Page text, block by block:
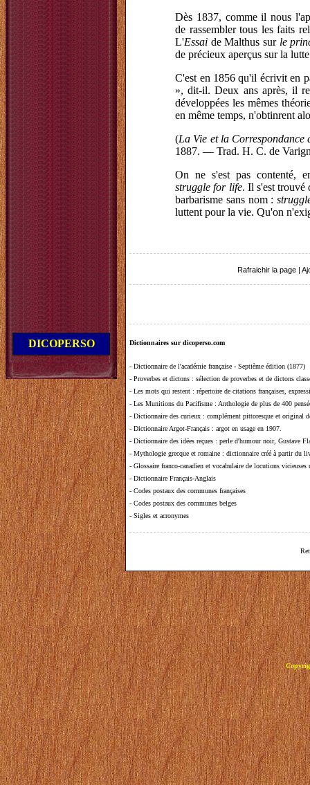
DICOPERSO
Dès 1837, comme il nous
de rassembler tous les faits
L'Essai de Malthus sur le
de précieux aperçus sur la
C'est en 1856 qu'il écrivit en
», dit-il. Deux ans après, il
développées les mêmes
en même temps, n'obtinrent
(La Vie et la
1887. — Trad. H. C. de
On ne s'est pas contenté,
struggle for life. Il s'est trouvé
barbarisme sans nom :
luttent pour la vie. Qu'on
Rafraichir la page
Dictionnaires sur dicoperso.com
- Dictionnaire de l'académie française - Septième édition (1877)
- Proverbes et dictons : sélection de proverbes et de dictons
- Les mots qui restent : répertoire de citations françaises,
- Les Munitions du Pacifisme : Anthologie de plus de 400
- Dictionnaire des curieux : complément pittoresque et original
- Dictionnaire Argot-Français : argot en usage en 1907.
- Dictionnaire des idées reçues : perle d'humour noir, Gustave
- Mythologie grecque et romaine : dictionnaire créé à partir du
- Glossaire franco-canadien et vocabulaire de locutions vicieuses
- Dictionnaire Français-Anglais
- Codes postaux des communes françaises
- Codes postaux des communes belges
- Sigles et acronymes